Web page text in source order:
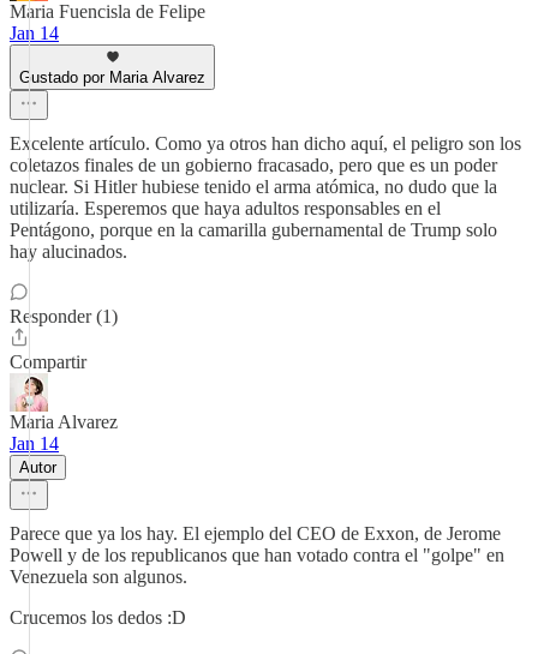
Maria Fuencisla de Felipe
Jan 14
Gustado por Maria Alvarez
Excelente artículo. Como ya otros han dicho aquí, el peligro son los
coletazos finales de un gobierno fracasado, pero que es un poder
nuclear. Si Hitler hubiese tenido el arma atómica, no dudo que la
utilizaría. Esperemos que haya adultos responsables en el
Pentágono, porque en la camarilla gubernamental de Trump solo
hay alucinados.
Responder (1)
Compartir
Maria Alvarez
Jan 14
Autor
Parece que ya los hay. El ejemplo del CEO de Exxon, de Jerome
Powell y de los republicanos que han votado contra el "golpe" en
Venezuela son algunos.
Crucemos los dedos :D